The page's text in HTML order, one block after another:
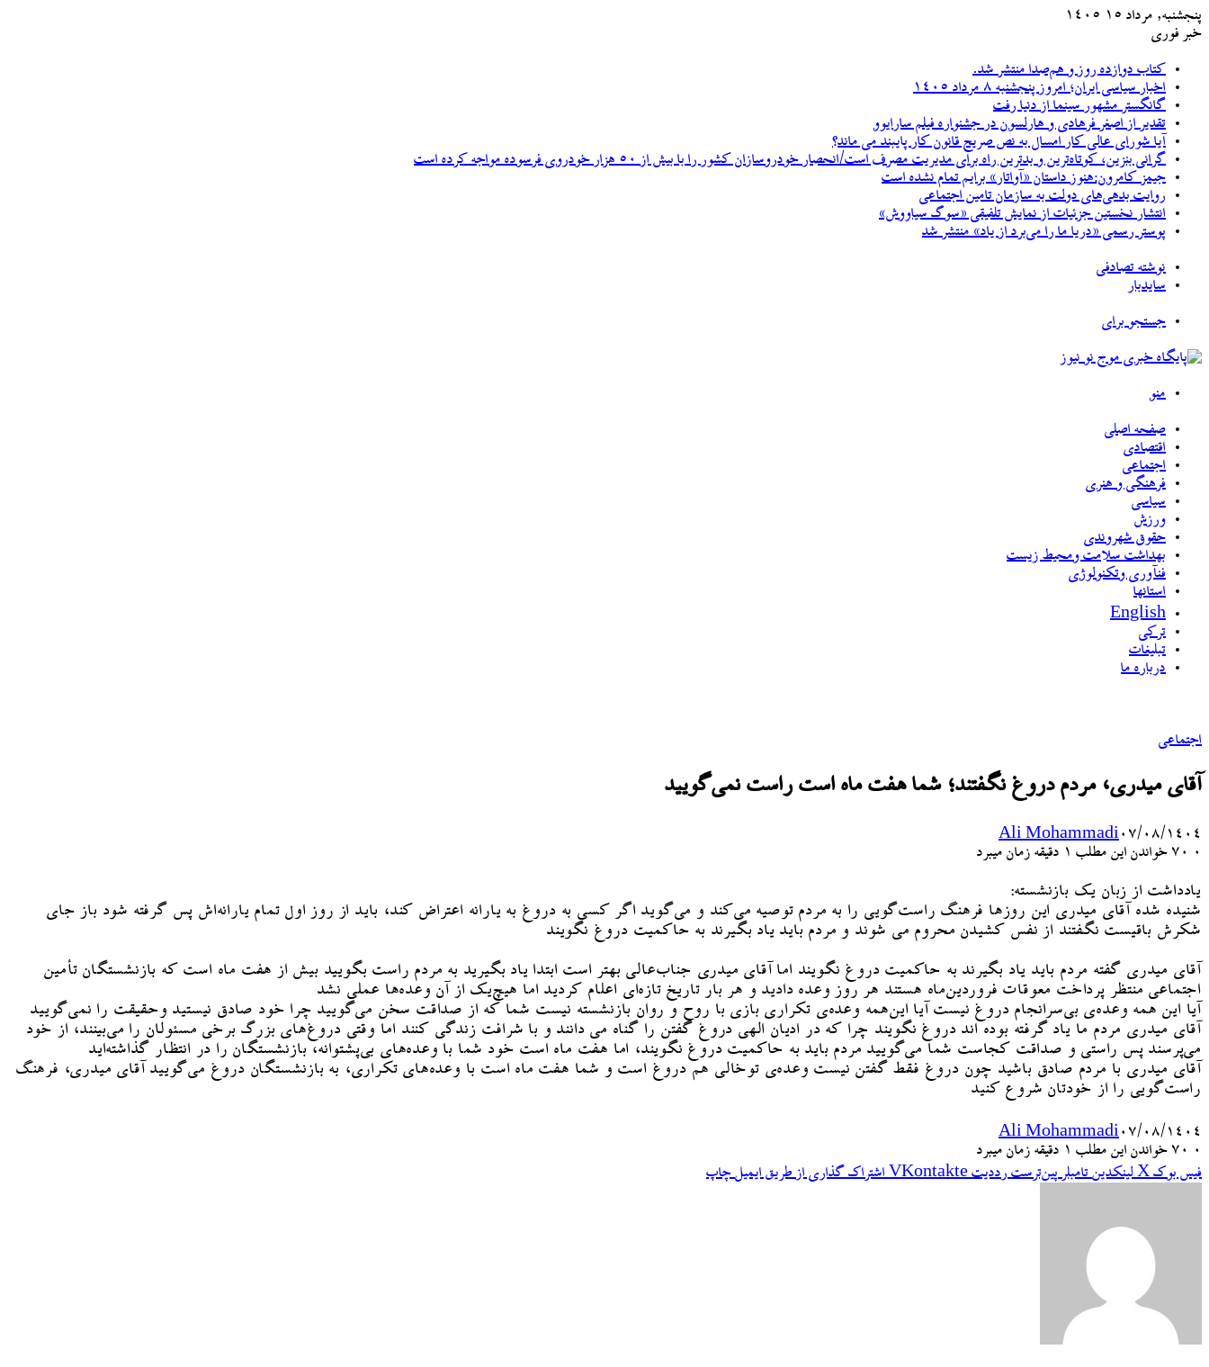
پنجشنبه, مرداد ۱۵ ۱۴۰۵
خبر فوری
کتاب دوازده روز و هم‌صدا منتشر شد.
اخبار سیاسی ایران؛ امروز پنجشنبه ۸ مرداد ۱۴۰۵
گانگستر مشهور سینما از دنیا رفت
تقدیر از اصغر فرهادی و هارلسون در جشنواره فیلم سارایوو
آیا شورای عالی کار امسال به نص صریح قانون کار پایبند می ماند؟
گرانی بنزین، کوتاه‌ترین و بدترین راه برای مدیریت مصرف است/انحصار خودروسازان کشور را با بیش از ۵۰ هزار خودروی فرسوده مواجه کرده است
جیمز کامرون:هنوز داستان «آواتار» برایم تمام نشده است
روایت بدهی‌های دولت به سازمان تامین اجتماعی
انتشار نخستین جزئیات از نمایش تلفیقی «سوگ سیاووش»
پوستر رسمی «دریا ما را می‌برد از یاد» منتشر شد
نوشته تصادفی
سایدبار
جستجو برای
منو
صفحه اصلی
اقتصادی
اجتماعی
فرهنگی و هنری
سیاسی
ورزش
حقوق شهروندی
بهداشت سلامت ومحیط زیست
فنآوری وتکنولوژی
استانها
English
ترکی
تبلیغات
درباره ما
اجتماعی
آقای میدری، مردم دروغ نگفتند؛ شما هفت ماه است راست نمی‌گویید
Ali Mohammadi۰۷/۰۸/۱۴۰۴
۰
خواندن این مطلب 1 دقیقه زمان میبرد
یادداشت از زبان یک بازنشسته:
شنیده شده آقای میدری این روزها فرهنگ راست‌گویی را به مردم توصیه می‌کند و می‌گوید اگر کسی به دروغ به یارانه اعتراض کند، باید از روز اول تمام یارانه‌اش پس گرفته شود باز جای
شکرش باقیست نگفتند از نفس کشیدن محروم می شوند و مردم باید یاد بگیرند به حاکمیت دروغ نگویند
آقای میدری گفته مردم باید یاد بگیرند به حاکمیت دروغ نگویند اما آقای میدری جناب‌عالی بهتر است ابتدا یاد بگیرید به مردم راست بگویید بیش از هفت ماه است که بازنشستگان تأمین
اجتماعی منتظر پرداخت معوقات فروردین‌ماه هستند هر روز وعده دادید و هر بار تاریخ تازه‌ای اعلام کردید اما هیچ‌یک از آن وعده‌ها عملی نشد
آیا این همه وعده‌ی بی‌سرانجام دروغ نیست آیا این‌همه وعده‌ی تکراری بازی با روح و روان بازنشسته نیست شما که از صداقت سخن می‌گویید چرا خود صادق نیستید وحقیقت را نمی‌گویید
آقای میدری مردم ما یاد گرفته بوده اند دروغ نگویند چرا که در ادیان الهی دروغ گفتن را گناه می دانند و با شرافت زندگی کنند اما وقتی دروغ‌های بزرگ برخی مسئولان را می‌بینند، از خود
می‌پرسند پس راستی و صداقت کجاست شما می‌گویید مردم باید به حاکمیت دروغ نگویند، اما هفت ماه است خود شما با وعده‌های بی‌پشتوانه، بازنشستگان را در انتظار گذاشته‌اید
آقای میدری با مردم صادق باشید چون دروغ فقط گفتن نیست وعده‌ی توخالی هم دروغ است و شما هفت ماه است با وعده‌های تکراری، به بازنشستگان دروغ می‌گویید آقای میدری، فرهنگ
راست‌گویی را از خودتان شروع کنید
Ali Mohammadi۰۷/۰۸/۱۴۰۴
۰
خواندن این مطلب 1 دقیقه زمان میبرد
فیس بوک X لینکدین ‫تامبلر ‫پین‌ترست ‫رددیت ‫VKontakte اشتراک گذاری از طریق ایمیل چاپ